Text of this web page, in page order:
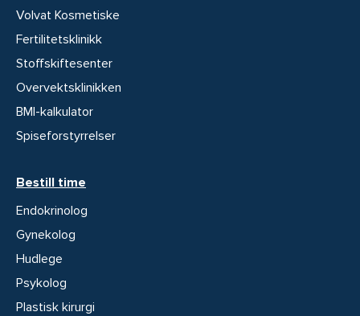
Volvat Kosmetiske
Fertilitetsklinikk
Stoffskiftesenter
Overvektsklinikken
BMI-kalkulator
Spiseforstyrrelser
Bestill time
Endokrinolog
Gynekolog
Hudlege
Psykolog
Plastisk kirurgi